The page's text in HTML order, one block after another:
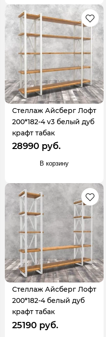
Стеллаж Айсберг Лофт
200*182-4 v3 белый дуб
крафт табак
28990 руб.
В корзину
Стеллаж Айсберг Лофт
200*182-4 белый дуб
крафт табак
25190 руб.